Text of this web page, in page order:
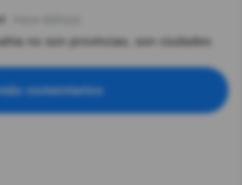
no son provincias, son ciudades
comentarios